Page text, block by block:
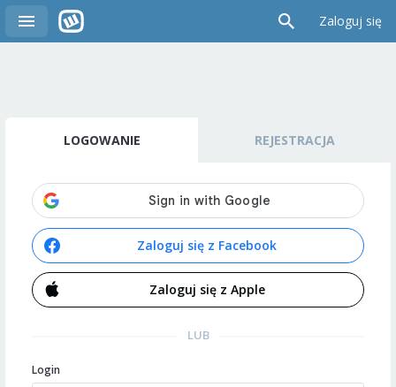
Zaloguj się
LOGOWANIE REJESTRACJA
Zaloguj się z Facebook
Zaloguj się z Apple
LUB
Login